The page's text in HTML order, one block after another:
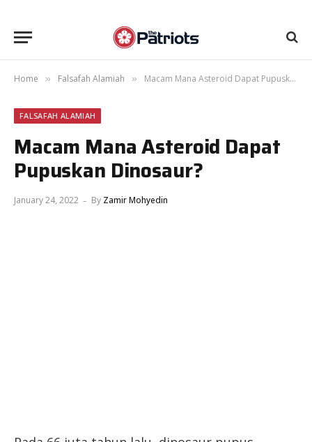
Home » Falsafah Alamiah » Macam Mana Asteroid Dapat Pupuskan Dinosaur?
FALSAFAH ALAMIAH
Macam Mana Asteroid Dapat
Pupuskan Dinosaur?
January 24, 2022 By Zamir Mohyedin